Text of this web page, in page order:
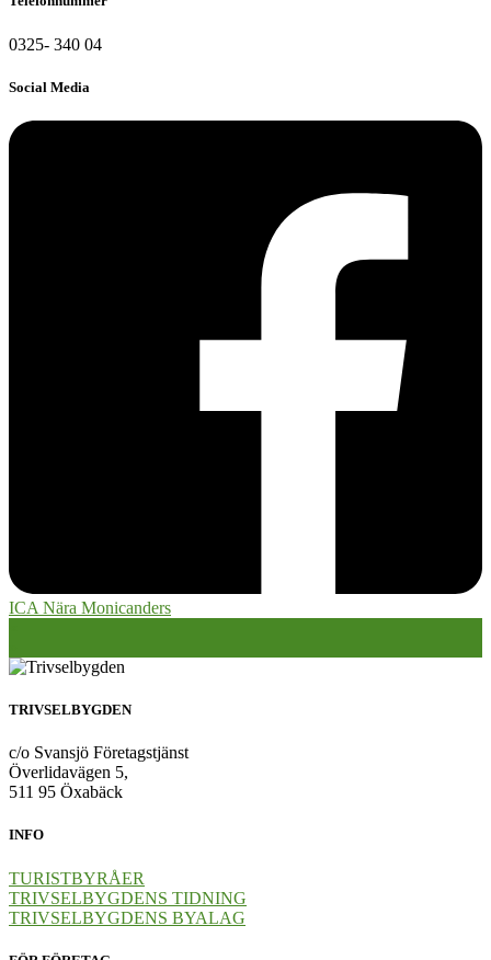
0325- 340 04
Social Media
ICA Nära Monicanders
TRIVSELBYGDEN
c/o Svansjö Företagstjänst
Överlidavägen 5,
511 95 Öxabäck
INFO
TURISTBYRÅER
TRIVSELBYGDENS TIDNING
TRIVSELBYGDENS BYALAG